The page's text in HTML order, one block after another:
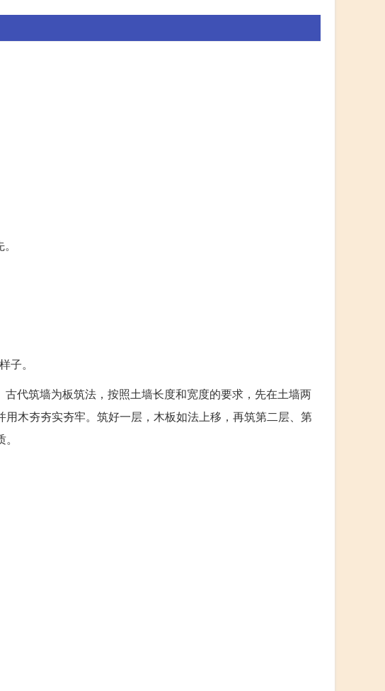
子。
代筑墙为板筑法，按照土墙长度和宽度的要求，先在土墙两
木夯夯实夯牢。筑好一层，木板如法上移，再筑第二层、第